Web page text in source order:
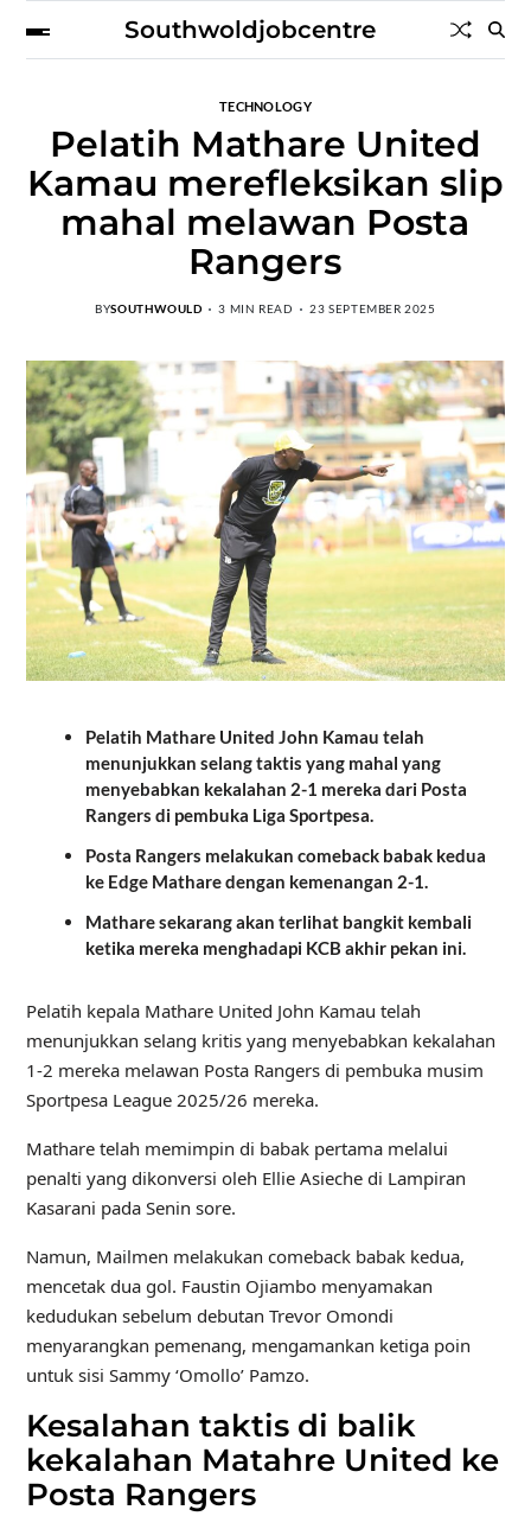
Southwoldjobcentre
TECHNOLOGY
Pelatih Mathare United
Kamau merefleksikan slip
mahal melawan Posta
Rangers
BYSOUTHWOULD 3 MIN READ 23 SEPTEMBER 2025
Pelatih Mathare United John Kamau telah
menunjukkan selang taktis yang mahal yang
menyebabkan kekalahan 2-1 mereka dari Posta
Rangers di pembuka Liga Sportpesa.
Posta Rangers melakukan comeback babak kedua
ke Edge Mathare dengan kemenangan 2-1.
Mathare sekarang akan terlihat bangkit kembali
ketika mereka menghadapi KCB akhir pekan ini.
Pelatih kepala Mathare United John Kamau telah
menunjukkan selang kritis yang menyebabkan kekalahan
1-2 mereka melawan Posta Rangers di pembuka musim
Sportpesa League 2025/26 mereka.
Mathare telah memimpin di babak pertama melalui
penalti yang dikonversi oleh Ellie Asieche di Lampiran
Kasarani pada Senin sore.
Namun, Mailmen melakukan comeback babak kedua,
mencetak dua gol. Faustin Ojiambo menyamakan
kedudukan sebelum debutan Trevor Omondi
menyarangkan pemenang, mengamankan ketiga poin
untuk sisi Sammy ‘Omollo’ Pamzo.
Kesalahan taktis di balik
kekalahan Matahre United ke
Posta Rangers